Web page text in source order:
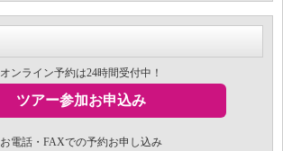
オンライン予約は24時間受付中！
ツアー参加お申込み
お電話・FAXでの予約お申し込み